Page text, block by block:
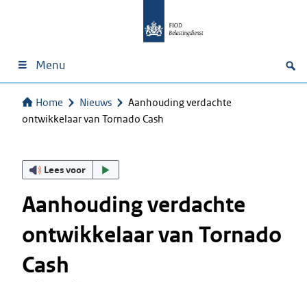
Menu
Home Nieuws
Aanhouding verdachte
ontwikkelaar van Tornado Cash
Lees voor
Aanhouding verdachte
ontwikkelaar van Tornado
Cash